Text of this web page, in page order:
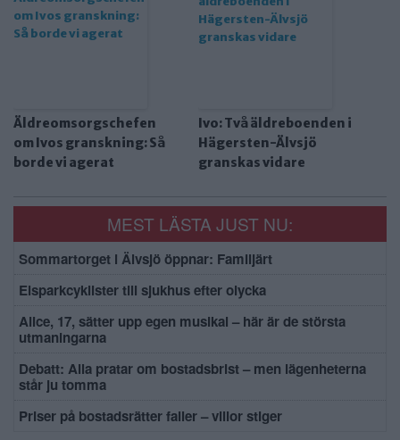
Äldreomsorgschefen
om Ivos granskning: Så
borde vi agerat
Ivo: Två äldreboenden i
Hägersten-Älvsjö
granskas vidare
MEST LÄSTA JUST NU:
Sommartorget i Älvsjö öppnar: Familjärt
Elsparkcyklister till sjukhus efter olycka
Alice, 17, sätter upp egen musikal – här är de största
utmaningarna
Debatt: Alla pratar om bostadsbrist – men lägenheterna
står ju tomma
Priser på bostadsrätter faller – villor stiger